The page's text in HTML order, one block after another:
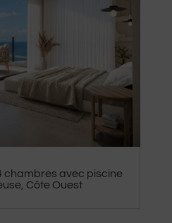
chambres avec piscine
Côte Ouest